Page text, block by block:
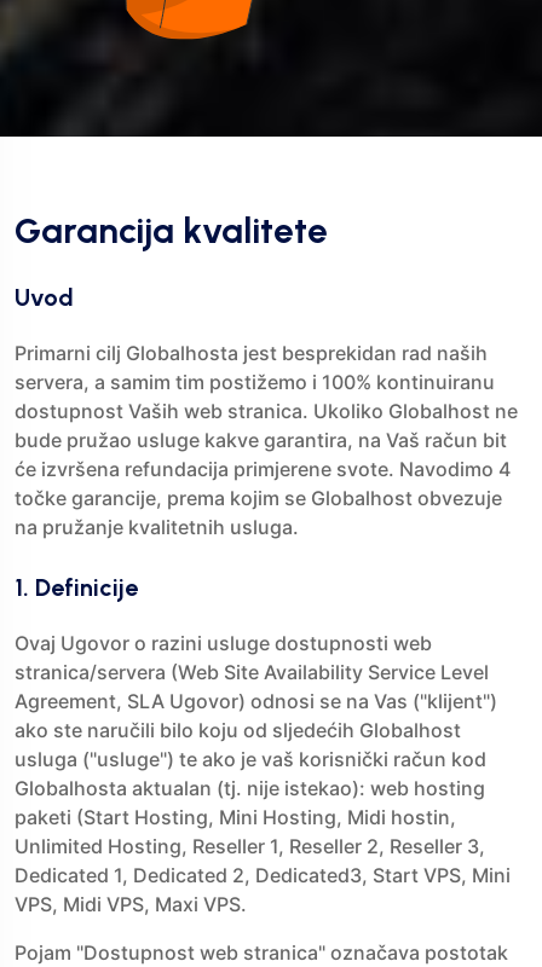
Garancija kvalitete
Uvod
Primarni cilj Globalhosta jest besprekidan rad naših
servera, a samim tim postižemo i 100% kontinuiranu
dostupnost Vaših web stranica. Ukoliko Globalhost ne
bude pružao usluge kakve garantira, na Vaš račun bit
će izvršena refundacija primjerene svote. Navodimo 4
točke garancije, prema kojim se Globalhost obvezuje
na pružanje kvalitetnih usluga.
1. Definicije
Ovaj Ugovor o razini usluge dostupnosti web
stranica/servera (Web Site Availability Service Level
Agreement, SLA Ugovor) odnosi se na Vas ("klijent")
ako ste naručili bilo koju od sljedećih Globalhost
usluga ("usluge") te ako je vaš korisnički račun kod
Globalhosta aktualan (tj. nije istekao): web hosting
paketi (Start Hosting, Mini Hosting, Midi hostin,
Unlimited Hosting, Reseller 1, Reseller 2, Reseller 3,
Dedicated 1, Dedicated 2, Dedicated3, Start VPS, Mini
VPS, Midi VPS, Maxi VPS.
Pojam "Dostupnost web stranica" označava postotak